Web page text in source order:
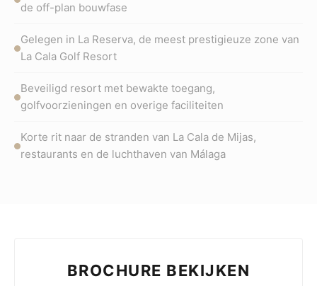
de off-plan bouwfase
Gelegen in La Reserva, de meest prestigieuze zone van
La Cala Golf Resort
Beveiligd resort met bewakte toegang,
golfvoorzieningen en overige faciliteiten
Korte rit naar de stranden van La Cala de Mijas,
restaurants en de luchthaven van Málaga
BROCHURE BEKIJKEN